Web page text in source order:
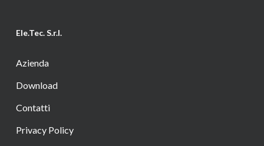
Ele.Tec. S.r.l.
Azienda
Download
Contatti
Privacy Policy